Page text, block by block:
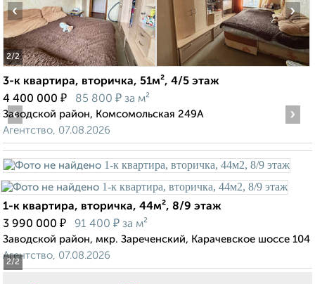
2/2
‹ ›
3-к квартира, вторичка, 51м², 4/5 этаж
4 400 000 ₽ 85 800 ₽ за м²
Заводской район, Комсомольская 249А
Агентство, 07.08.2026
2/2
‹ ›
1-к квартира, вторичка, 44м², 8/9 этаж
3 990 000 ₽ 91 400 ₽ за м²
Заводской район, мкр. Зареченский, Карачевское шоссе 104
Агентство, 07.08.2026